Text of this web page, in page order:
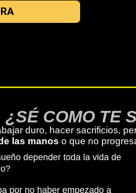
¿SÉ COMO TE
duro, hacer sacrificios,
las manos o que no
depender toda la vida de
por no haber empezado a